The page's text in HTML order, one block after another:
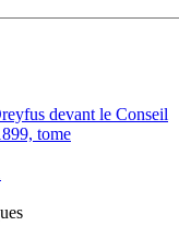
devant le Conseil
tome